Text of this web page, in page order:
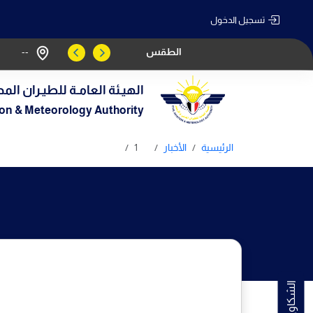
تسجيل الدخول
الطقس --
الهيـئة العامـة للطيـران
& Meteorology Authority
الرئيسية الأخبار 1